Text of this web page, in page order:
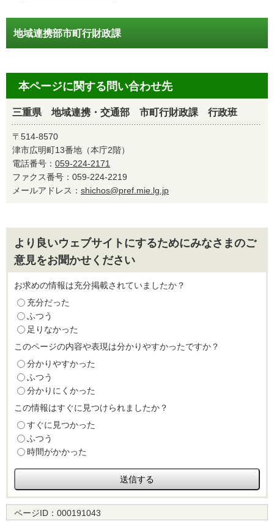
地域連携部市町行財政課
本ページに関する問い合わせ先
三重県 地域連携・交通部 市町行財政課 行政班
〒514-8570
津市広明町13番地（本庁2階）
電話番号： 059-224-2171
ファクス番号：059-224-2219
メールアドレス： shichos@pref.mie.lg.jp
より良いウェブサイトにするためにみなさまのご
意見をお聞かせください
お求めの情報は充分掲載されていましたか？
充分だった
ふつう
足りなかった
このページの内容や表現は分かりやすかったですか？
分かりやすかった
ふつう
分かりにくかった
この情報はすぐに見つけられましたか？
すぐに見つかった
ふつう
時間がかかった
ページID： 000191043